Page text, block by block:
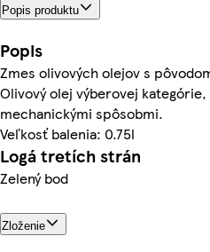
Popis produktu
Popis
Zmes olivových olejov s
Olivový olej výberovej
mechanickými spôsobmi.
Veľkosť balenia: 0.75l
Logá tretích strán
Zelený bod
Zloženie